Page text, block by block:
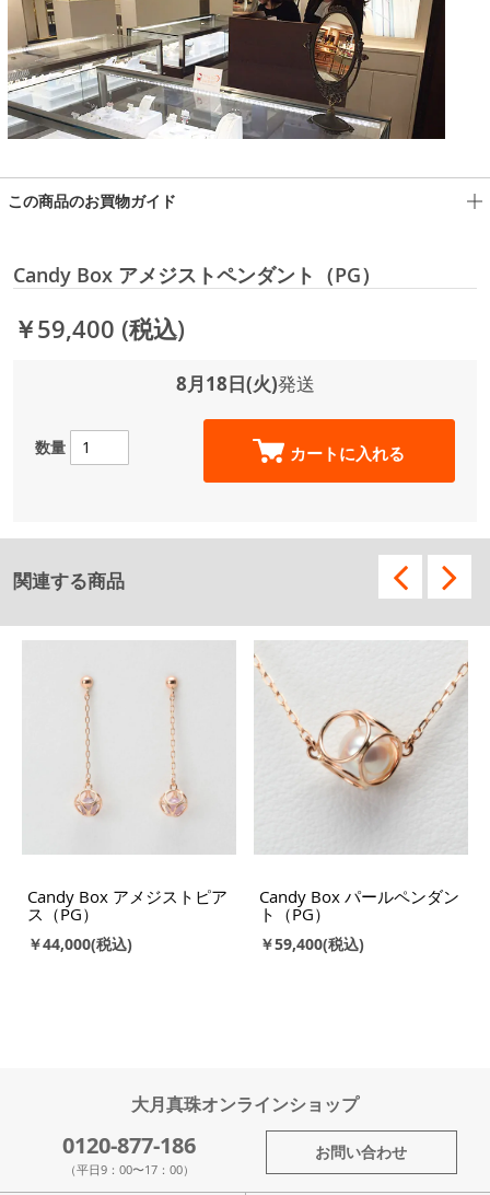
この商品のお買物ガイド
Candy Box アメジストペンダント（PG）
￥59,400 (税込)
8月18日(火)発送
数量 カートに入れる
関連する商品
Candy Box アメジストピア
ス（PG）
￥44,000
Candy Box パールペンダン
ト（PG）
￥59,400
大月真珠オンラインショップ
0120-877-186
（平日9：00〜17：00）
お問い合わせ